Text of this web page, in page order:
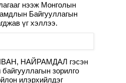
нээж Монголын
Байгууллагын
үг хэллээ.
НАЙРАМДАЛ гэсэн
зорилго
илэрхийлдэг